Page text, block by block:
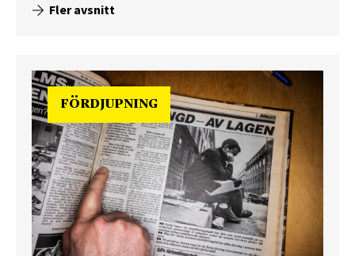
Fler avsnitt
FÖRDJUPNING